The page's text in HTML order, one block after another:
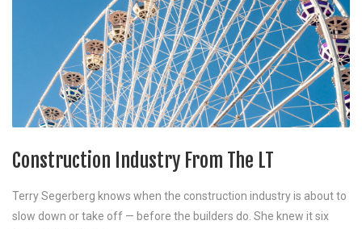
Construction Industry From The LT
Terry Segerberg knows when the construction industry is about to
slow down or take off — before the builders do. She knew it six